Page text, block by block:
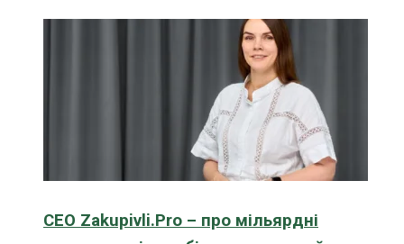
CEO Zakupivli.Pro – про мільярдні